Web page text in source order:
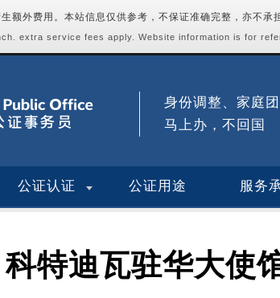
额外费用。本站信息仅供参考，不保证准确完整，亦不承
extra service fees apply. Website information is for
身份调整、家庭
马上办，不回国
公证认证 公证用途 服务
科特迪瓦驻华大使